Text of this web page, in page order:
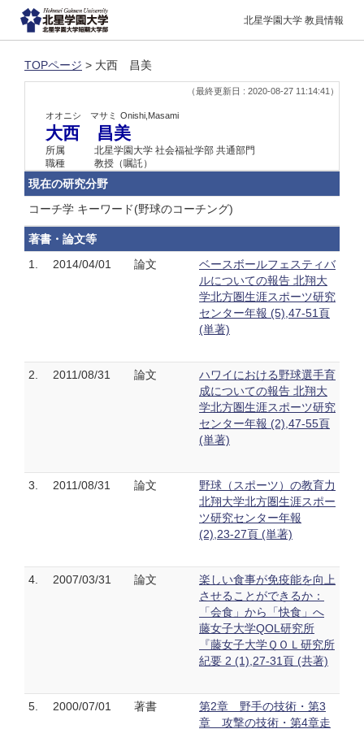
北星学園大学 教員情報
TOPページ > 大西 昌美
（最終更新日 : 2020-08-27 11:14:41）
オオニシ マサミ Onishi,Masami
大西 昌美
所属
北星学園大学 社会福祉学部 共通部門
職種
教授（嘱託）
現在の研究分野
コーチ学 キーワード(野球のコーチング)
著書・論文等
1.
2014/04/01 論文
ベースボールフェスティバ
ルについての報告 北翔大
学北方圏生涯スポーツ研究
センター年報 (5),47-51頁
(単著)
2. 2011/08/31 論文
ハワイにおける野球選手育
成についての報告 北翔大
学北方圏生涯スポーツ研究
センター年報 (2),47-55頁
(単著)
3. 2011/08/31 論文
野球（スポーツ）の教育力
北翔大学北方圏生涯スポー
ツ研究センター年報
(2),23-27頁 (単著)
4. 2007/03/31 論文
楽しい食事が免疫能を向上
させることができるか：
「会食」から「快食」へ
藤女子大学QOL研究所
『藤女子大学ＱＯＬ研究所
紀要 2 (1),27-31頁 (共著)
5. 2000/07/01 著書
第2章 野手の技術・第3
章 攻撃の技術・第4章走